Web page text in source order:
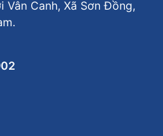
Vân Canh, Xã Sơn Đồng,